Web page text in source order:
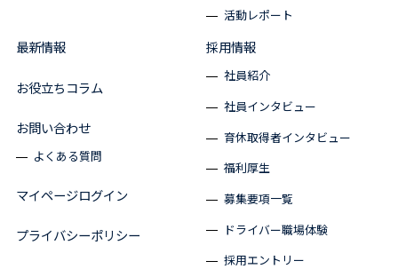
活動レポート
最新情報
お役立ちコラム
お問い合わせ
よくある質問
マイページログイン
プライバシーポリシー
採用情報
社員紹介
社員インタビュー
育休取得者インタビュー
福利厚生
募集要項一覧
ドライバー職場体験
採用エントリー